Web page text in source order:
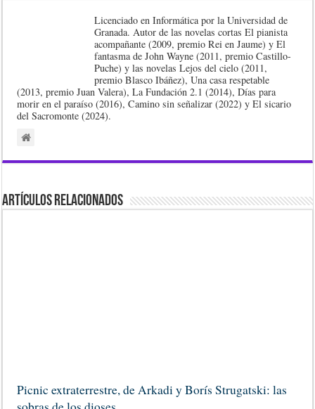
Licenciado en Informática por la Universidad de
Granada. Autor de las novelas cortas El pianista
acompañante (2009, premio Rei en Jaume) y El
fantasma de John Wayne (2011, premio Castillo-
Puche) y las novelas Lejos del cielo (2011,
premio Blasco Ibáñez), Una casa respetable
(2013, premio Juan Valera), La Fundación 2.1 (2014), Días para
morir en el paraíso (2016), Camino sin señalizar (2022) y El sicario
del Sacromonte (2024).
Artículos Relacionados
Picnic extraterrestre, de Arkadi y Borís Strugatski: las